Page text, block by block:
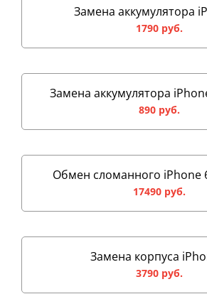
Замена аккумулятора
1790 руб.
Замена аккумулятора
890 руб.
Обмен сломанного iPhone
17490 руб.
Замена корпуса
3790 руб.